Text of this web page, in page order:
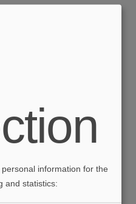
acquistato
amato
information for the
and statistics: